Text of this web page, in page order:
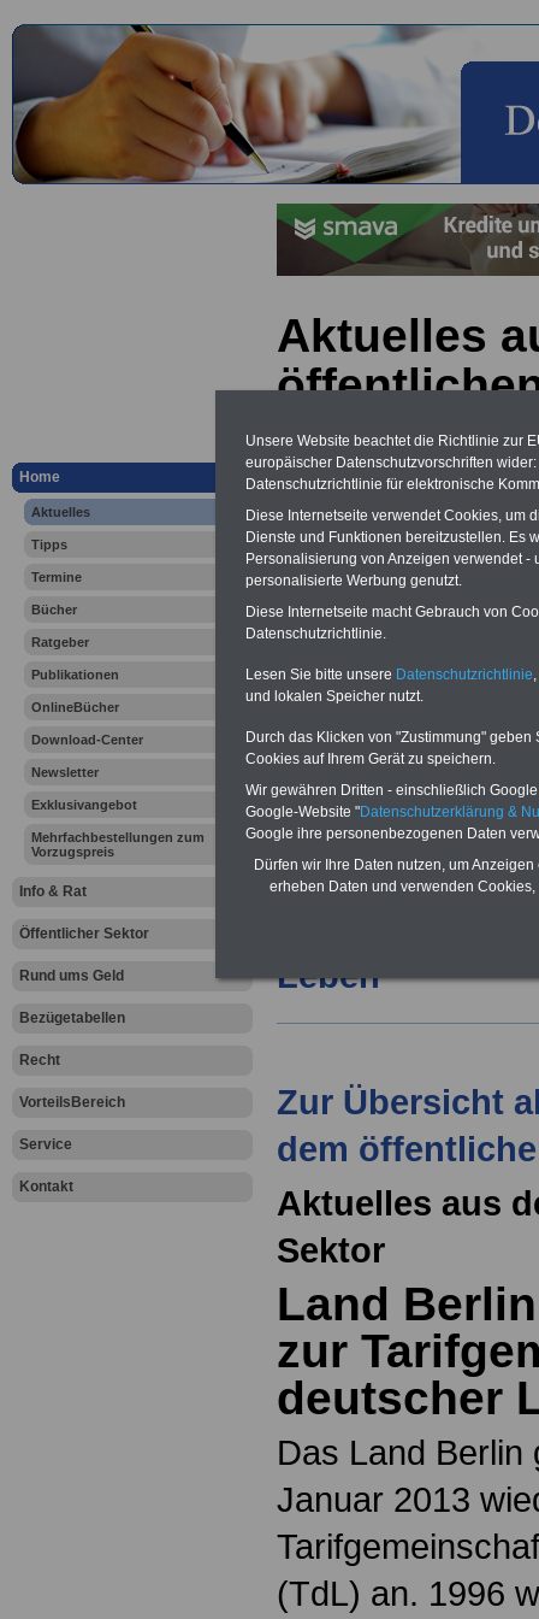
Home
Aktuelles
Tipps
Termine
Bücher
Ratgeber
Publikationen
OnlineBücher
Download-Center
Newsletter
Exklusivangebot
Mehrfachbestellungen zum
Vorzugspreis
Info & Rat
Öffentlicher Sektor
Rund ums Geld
Bezügetabellen
Recht
VorteilsBereich
Service
Kontakt
Aktuelles
Land
zur
deutscher
22.01.2013
Vorteile für den
Vergleichen und sparen:
Berufsunfähigkeitsabsicherung
Online-Vergleich Gesetzliche
Krankenkassen-
Zahnzusatzversicherung-
Ihr
Leben
Zur Übersicht
dem
Aktuelles aus
Sektor
Land
zur
deutscher
Das Land Berlin
Januar 2013
(TdL) an. 1996
Unsere Website beachtet die Richtlinie zur
europäischer Datenschutzvorschriften
Datenschutzrichtlinie für elektronische
Diese Internetseite verwendet Cookies, um
Dienste und Funktionen bereitzustellen. Es
Personalisierung von Anzeigen verwendet
personalisierte Werbung genutzt.
Diese Internetseite macht Gebrauch von
Datenschutzrichtlinie.
Lesen Sie bitte unsere Datenschutzrichtlinie
und lokalen Speicher nutzt.
Durch das Klicken von "Zustimmung"
Cookies auf Ihrem Gerät zu speichern.
Wir gewähren Dritten - einschließlich
Google-Website "Datenschutzerklärung &
Google ihre personenbezogenen Daten
Dürfen wir Ihre Daten nutzen, um
erheben Daten und verwenden